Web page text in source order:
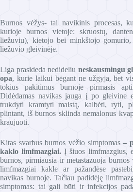
Burnos vėžys- tai navikinis procesas,
kurioje burnos vietoje: skruostų,
liežuviu), kietojo bei minkštojo
liežuvio gleivinėje.
Liga prasideda nedideliu neskausmingu
opa, kurie laikui bėgant ne užgyja, bet
tokius pakitimus burnoje pirmasis
Didėdamas navikas įauga į po gleivine
trukdyti kramtyti maistą, kalbėti, ryti,
plintant, iš burnos sklinda nemalonus
kraujuoti.
Kitas svarbus burnos vėžio simptomas–
kaklo limfmazgiai.Į šiuos limfmazgius,
burnos, pirmiausia ir metastazuoja
limfmazgiai kakle ar pažandėse
navikas burnoje. Tačiau padidėję
simptomas: tai gali būti ir infekcijos